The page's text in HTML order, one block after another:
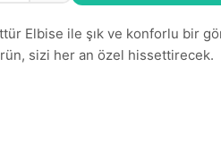
Elbise ile şık ve konforlu bir
sizi her an özel hissettirecek.